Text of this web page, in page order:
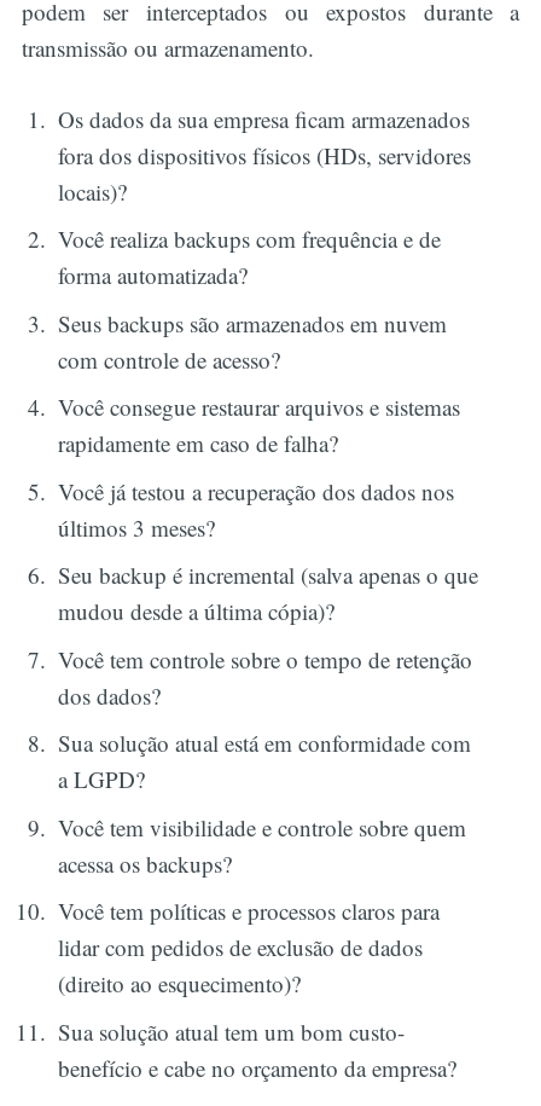
podem ser interceptados ou expostos durante a
transmissão ou armazenamento.
Os dados da sua empresa ficam armazenados
fora dos dispositivos físicos (HDs, servidores
locais)?
Você realiza backups com frequência e de
forma automatizada?
Seus backups são armazenados em nuvem
com controle de acesso?
Você consegue restaurar arquivos e sistemas
rapidamente em caso de falha?
Você já testou a recuperação dos dados nos
últimos 3 meses?
Seu backup é incremental (salva apenas o que
mudou desde a última cópia)?
Você tem controle sobre o tempo de retenção
dos dados?
Sua solução atual está em conformidade com
a LGPD?
Você tem visibilidade e controle sobre quem
acessa os backups?
Você tem políticas e processos claros para
lidar com pedidos de exclusão de dados
(direito ao esquecimento)?
Sua solução atual tem um bom custo-
benefício e cabe no orçamento da empresa?